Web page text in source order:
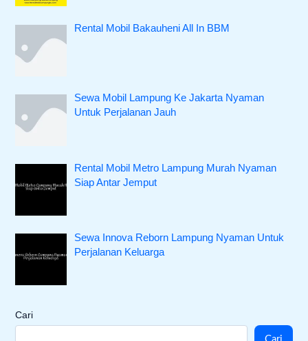
Rental Mobil Bakauheni All In BBM
Sewa Mobil Lampung Ke Jakarta Nyaman
Untuk Perjalanan Jauh
Rental Mobil Metro Lampung Murah Nyaman
Siap Antar Jemput
Sewa Innova Reborn Lampung Nyaman Untuk
Perjalanan Keluarga
Cari